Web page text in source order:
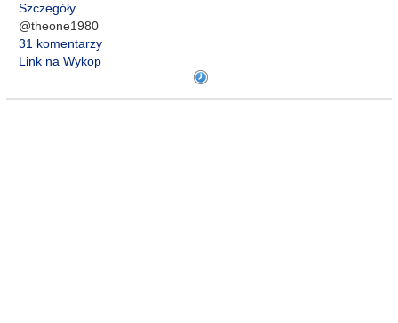
Szczegóły
@theone1980
31 komentarzy
Link na Wykop